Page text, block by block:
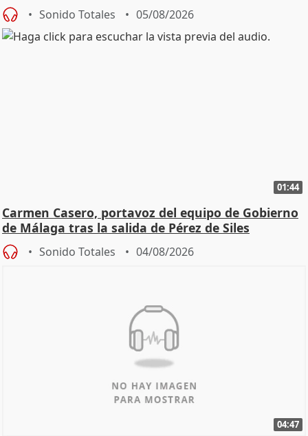
Sonido Totales 05/08/2026
01:44
Carmen Casero, portavoz del equipo de Gobierno
de Málaga tras la salida de Pérez de Siles
Sonido Totales 04/08/2026
04:47